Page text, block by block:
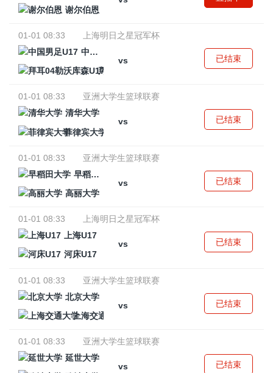
谢尔伯恩
01-01 08:33
上海明日之星冠军杯
中国男足U17
vs
拜耳04勒沃库森U17
已结束
01-01 08:33
亚洲大学生篮球联赛
清华大学
vs
菲律宾大学
已结束
01-01 08:33
亚洲大学生篮球联赛
早稻田大学
vs
高丽大学
已结束
01-01 08:33
上海明日之星冠军杯
上海U17
vs
河床U17
已结束
01-01 08:33
亚洲大学生篮球联赛
北京大学
vs
上海交通大学
已结束
01-01 08:33
亚洲大学生篮球联赛
延世大学
vs
已结束